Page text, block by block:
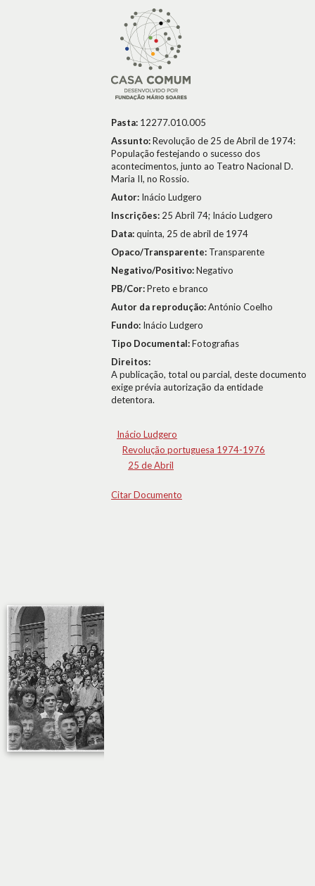
Pasta: 12277.010.005
Assunto:Revolução de 25 de Abril de 1974:
População festejando o sucesso dos
acontecimentos, junto ao Teatro Nacional D.
Maria II, no Rossio.
Autor: Inácio Ludgero
Inscrições: 25 Abril 74; Inácio Ludgero
Data:quinta, 25 de abril de 1974
Opaco/Transparente: Transparente
Negativo/Positivo:Negativo
PB/Cor:Preto e branco
Autor da reprodução:António Coelho
Fundo: Inácio Ludgero
Tipo Documental:Fotografias
Direitos:
A publicação, total ou parcial, deste documento
exige prévia autorização da entidade
detentora.
Inácio Ludgero
Revolução portuguesa 1974-1976
25 de Abril
Citar Documento